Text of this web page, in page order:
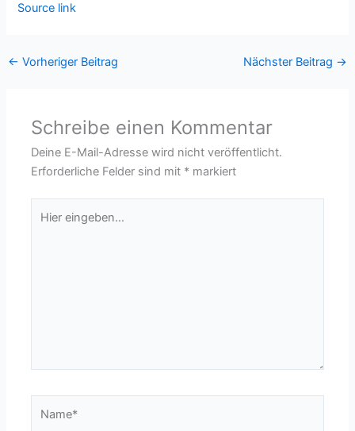
Source link
← Vorheriger Beitrag Nächster Beitrag →
Schreibe einen Kommentar
Deine E-Mail-Adresse wird nicht veröffentlicht.
Erforderliche Felder sind mit * markiert
eingeben…